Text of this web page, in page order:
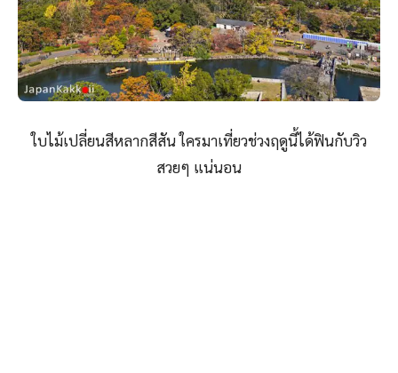
ใบไม้เปลี่ยนสีหลากสีสัน ใครมาเที่ยวช่วงฤดูนี้ได้ฟินกับวิว
สวยๆ แน่นอน